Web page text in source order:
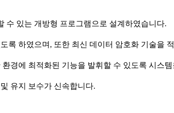
수 있는 개방형 프로그램으로 설계하였습니다.
록 하였으며, 또한 최신 데이터 암호화 기술을
경에 최적화된 기능을 발휘할 수 있도록 시스
유지 보수가 신속합니다.